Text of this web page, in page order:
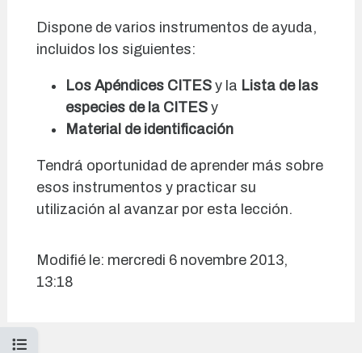
Ouvrir l’index du cours
Dispone de varios instrumentos de ayuda,
incluidos los siguientes:
Los Apéndices CITES y la Lista de las
especies de la CITES y
Material de identificación
Tendrá oportunidad de aprender más sobre
esos instrumentos y practicar su
utilización al avanzar por esta lección.
Modifié le: mercredi 6 novembre 2013,
13:18